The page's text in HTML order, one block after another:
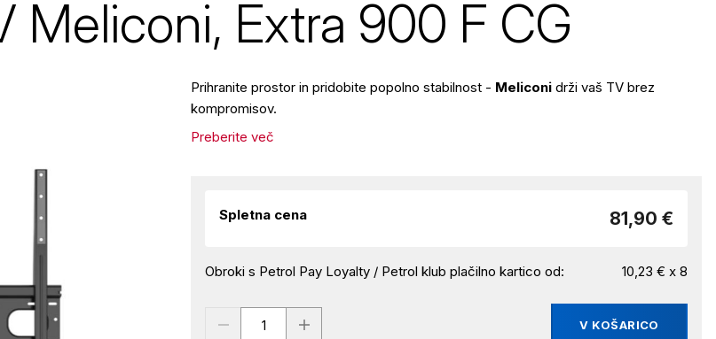
Meliconi, Extra 900 F CG
Prihranite prostor in pridobite popolno stabilnost - Meliconi drži vaš TV brez
kompromisov.
Preberite več
Spletna cena 81,90 €
Obroki s Petrol Pay Loyalty / Petrol klub plačilno kartico od: 10,23 € x 8
V KOŠARICO